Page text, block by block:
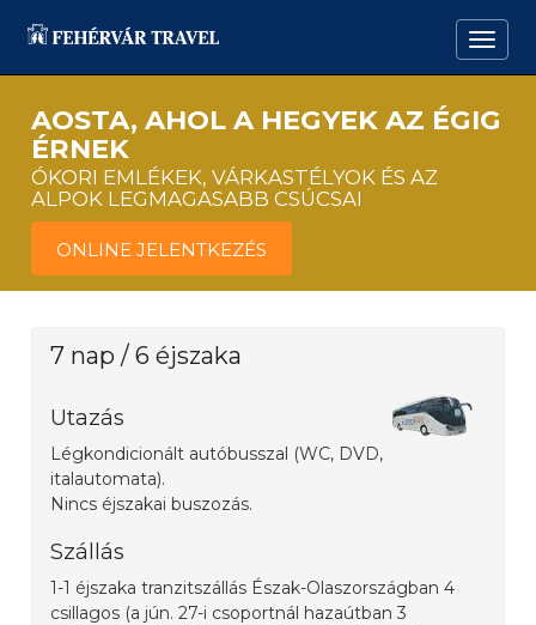
AOSTA, AHOL A HEGYEK AZ ÉGIG
ÉRNEK
ÓKORI EMLÉKEK, VÁRKASTÉLYOK ÉS AZ
ALPOK LEGMAGASABB CSÚCSAI
ONLINE JELENTKEZÉS
7 nap / 6 éjszaka
Utazás
Légkondicionált autóbusszal (WC, DVD,
italautomata).
Nincs éjszakai buszozás.
Szállás
1-1 éjszaka tranzitszállás Észak-Olaszországban 4
csillagos (a jún. 27-i csoportnál hazaútban 3